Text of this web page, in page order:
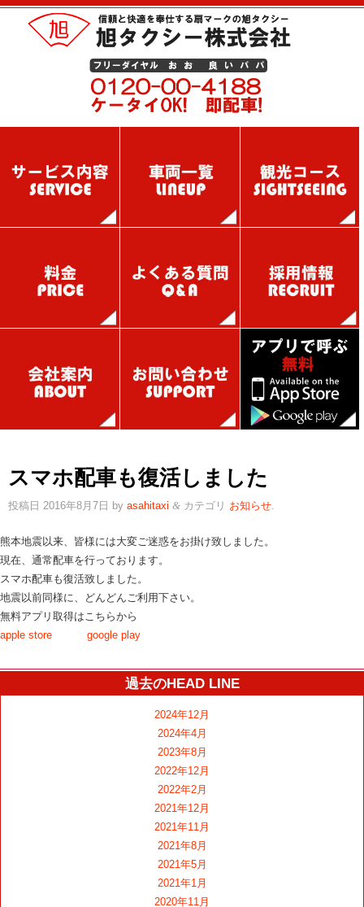
スマホ配車も復活しました
投稿日 2016年8月7日 by asahitaxi & カテゴリ お知らせ
熊本地震以来、皆様には大変ご迷惑をお掛け致しました。
現在、通常配車を行っております。
スマホ配車も復活致しました。
地震以前同様に、どんどんご利用下さい。
無料アプリ取得はこちらから
apple store
google play
過去のHEAD LINE
2024年12月
2024年4月
2023年8月
2022年12月
2022年2月
2021年12月
2021年11月
2021年8月
2021年5月
2021年1月
2020年11月